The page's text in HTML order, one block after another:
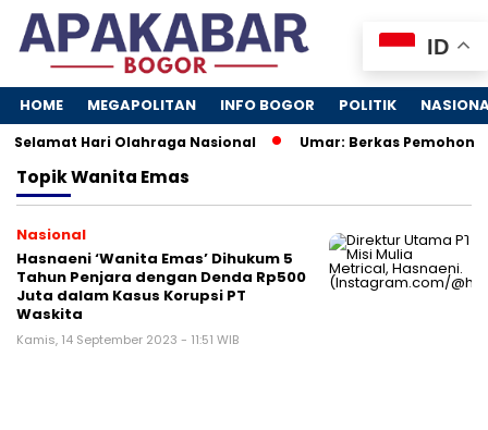
HOME MEGAPOLITAN INFO BOGOR POLITIK
Hari Olahraga Nasional Umar: Berkas Pemohon
TopikWanita Emas
Nasional
Hasnaeni ‘Wanita Emas’ Dihukum 5
Tahun Penjara dengan Denda Rp500
Juta dalam Kasus Korupsi PT
Waskita
Kamis, 14 September 2023 - 11:51 WIB
ID